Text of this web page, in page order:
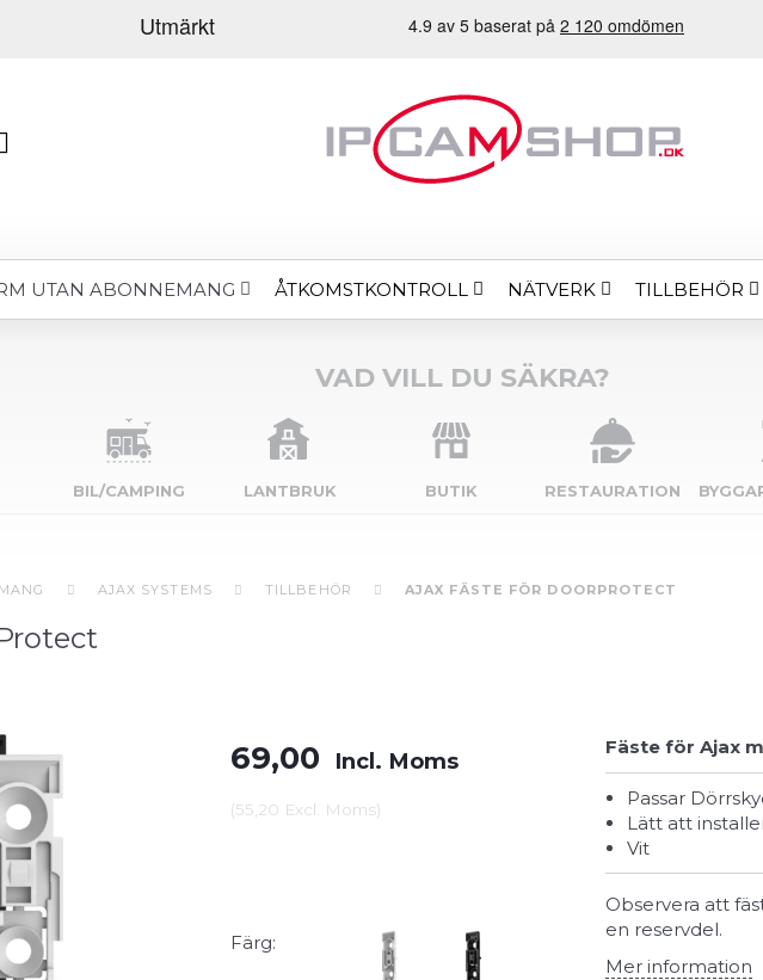
UTAN ABONNEMANG ÅTKOMSTKONTROLL NÄTVERK TILLBEHÖR
VAD VILL DU SÄKRA?
BIL/CAMPING LANTBRUK BUTIK RESTAURATION
AJAX SYSTEMS TILLBEHÖR AJAX FÄSTE FÖR DOORPROTECT
69,00 Incl. Moms
(55,20 Excl. Moms)
Färg:
Fäste för Ajax
Passar
Lätt att
Vit
Observera att
en reservdel.
Mer information